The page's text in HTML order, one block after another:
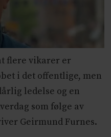
at flere vikarer er
i det offentlige, men
ledelse og en
som følge av
Geirmund Furnes.